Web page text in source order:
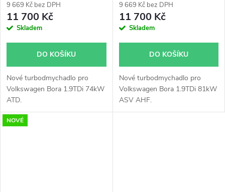
9 669 Kč bez DPH
11 700 Kč
Skladem
DO KOŠÍKU
Nové turbodmychadlo pro
Volkswagen Bora 1.9TDi 74kW
ATD.
9 669 Kč bez DPH
11 700 Kč
Skladem
DO KOŠÍKU
Nové turbodmychadlo pro
Volkswagen Bora 1.9TDi 81kW
ASV AHF.
NOVÉ